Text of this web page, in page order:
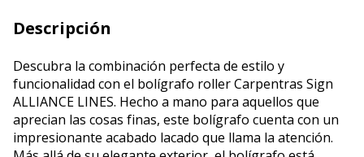
Descripción
Descubra la combinación perfecta de estilo y
funcionalidad con el bolígrafo roller Carpentras Sign
ALLIANCE LINES. Hecho a mano para aquellos que
aprecian las cosas finas, este bolígrafo cuenta con un
impresionante acabado lacado que llama la atención.